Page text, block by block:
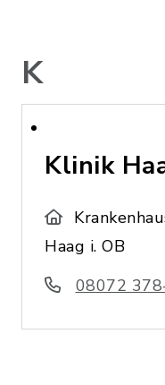
K
Klinik
Haag i. OB
08072